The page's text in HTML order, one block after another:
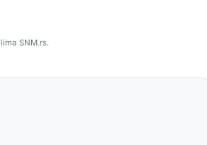
SNM.rs.